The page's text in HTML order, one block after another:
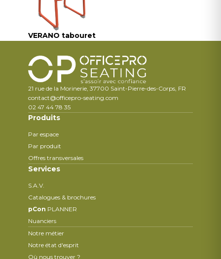
VERANO tabouret
21 rue de la Morinerie, 37700 Saint-Pierre-des-Corps, FR
contact@officepro-seating.com
02 47 44 78 35
Produits
Par espace
Par produit
Offres transversales
Services
S.A.V.
Catalogues & brochures
pCon PLANNER
Nuanciers
Notre métier
Notre état d'esprit
Où nous trouver ?